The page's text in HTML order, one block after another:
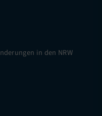
in den NRW